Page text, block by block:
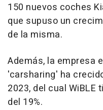
150 nuevos coches
que supuso un
de la misma.
Además, la empresa
'carsharing' ha
2023, del cual WiBLE
del 19%.